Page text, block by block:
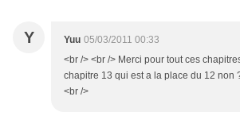
Y Yuu 05/03/2011 00:33
<br /> <br /> Merci pour tout ces
chapitre 13 qui est a la place du 12 non
<br />